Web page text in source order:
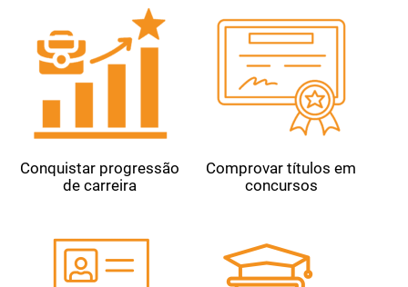
Conquistar progressão
de carreira
Comprovar títulos em
concursos